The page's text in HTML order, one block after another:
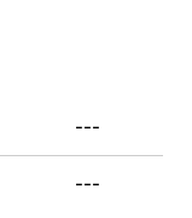
---
---